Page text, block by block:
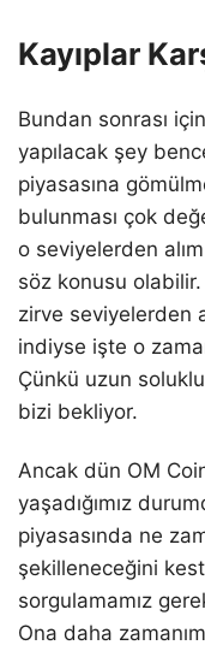
Kayıplar
Bundan sonrası
yapılacak şey
piyasasına
bulunması çok
o seviyelerden
söz konusu olabilir.
zirve seviyelerden
indiyse işte o
Çünkü uzun
bizi bekliyor.
Ancak dün OM
yaşadığımız
piyasasında ne
şekilleneceğini
sorgulamamız
Ona daha